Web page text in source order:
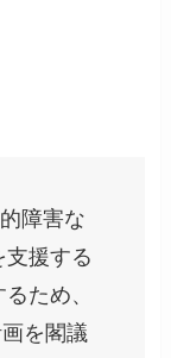
障害な
支援する
ため、
を閣議